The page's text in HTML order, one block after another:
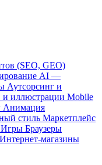
(SEO, GEO)
AI —
Аутсорсинг и
и иллюстрации Mobile
Анимация
стиль Маркетплейс
Игры Браузеры
Интернет-магазины